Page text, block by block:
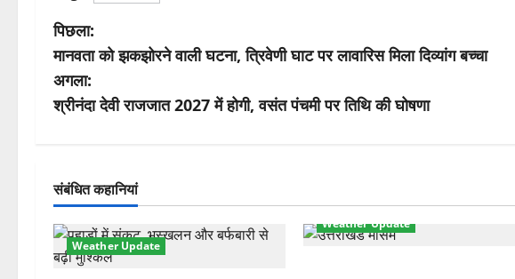
पो
स्ट
ने
गे
श
न
पिछला:
मानवता को झकझोरने वाली घटना, त्रिवेणी घाट पर लावारिस मिला दिव्यांग बच्चा
अगला:
श्रीनंदा देवी राजजात 2027 में होगी, वसंत पंचमी पर तिथि की घोषणा
संबंधित कहानियां
Weather Update
Weather Update